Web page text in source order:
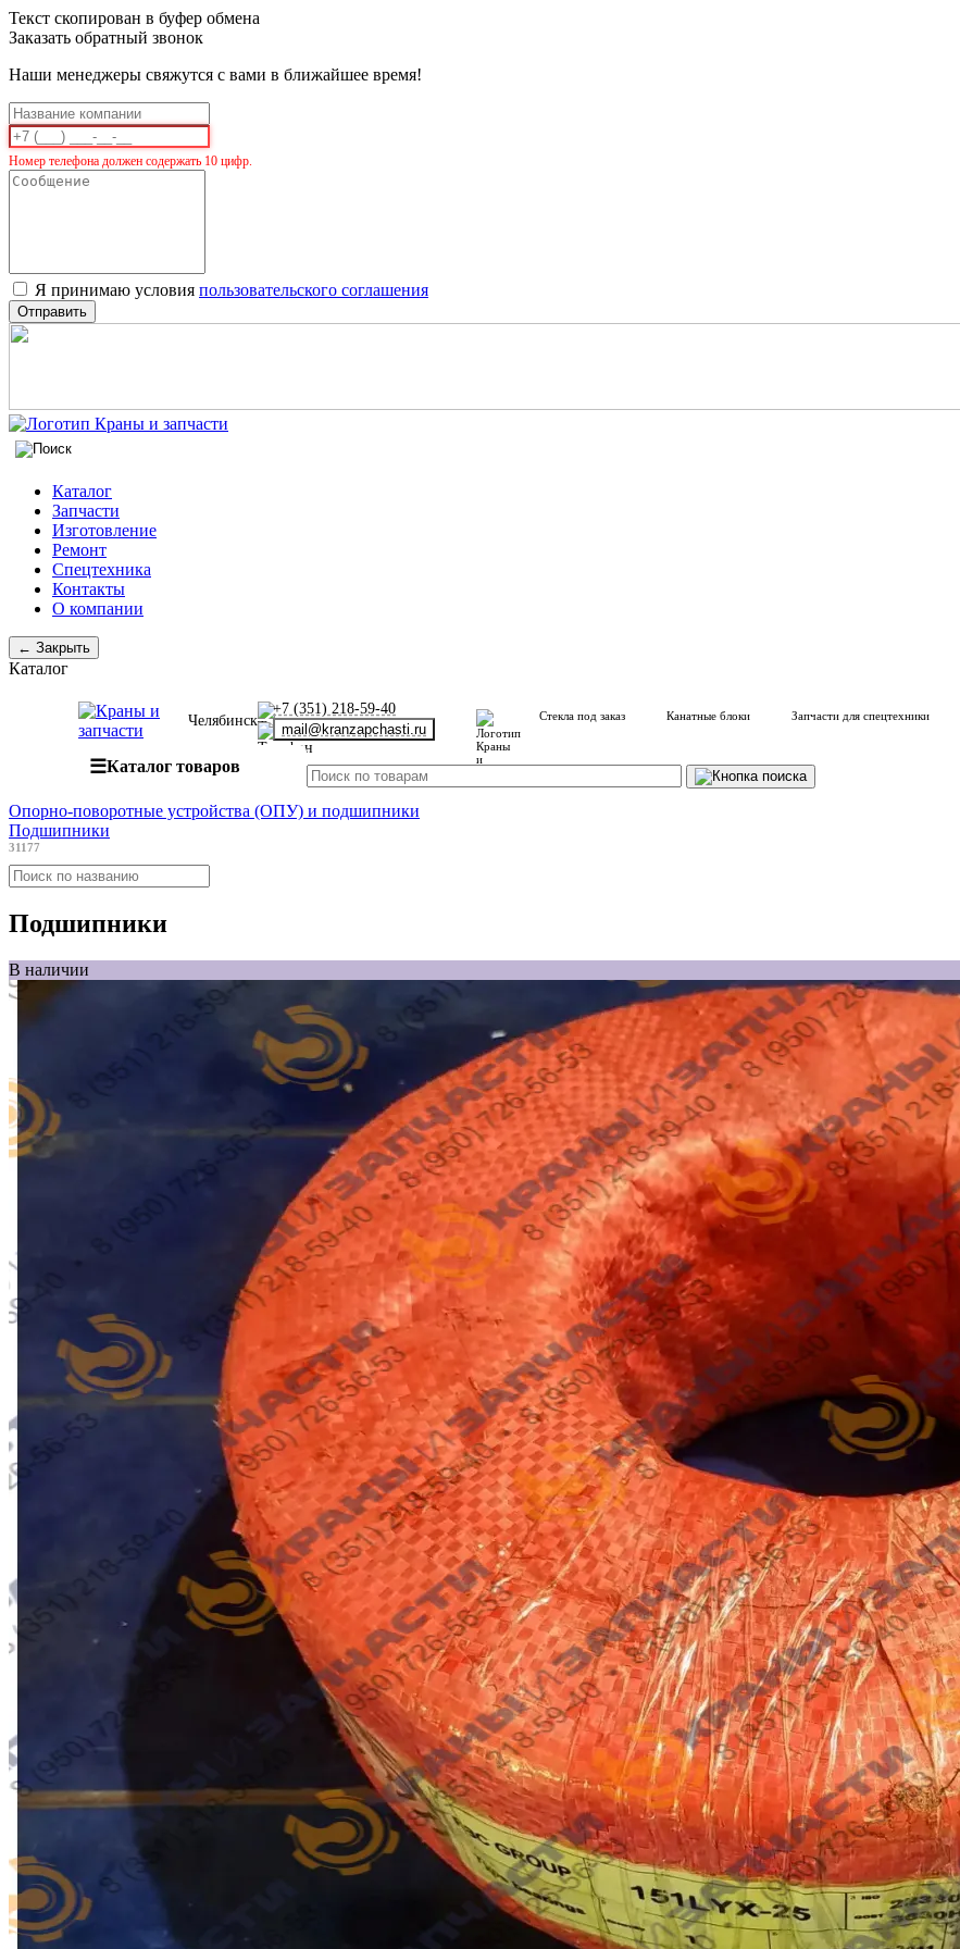
Текст скопирован в буфер обмена
Заказать обратный звонок
Наши менеджеры свяжутся с вами в ближайшее время!
Номер телефона должен содержать 10 цифр.
Я принимаю условия пользовательского соглашения
Отправить
Каталог
Запчасти
Изготовление
Ремонт
Спецтехника
Контакты
О компании
← Закрыть
Каталог
Челябинск
+7 (351) 218-59-40
mail@kranzapchasti.ru
Стекла под заказ Канатные блоки Запчасти для спецтехники
☰Каталог товаров
Опорно-поворотные устройства (ОПУ) и подшипники
Подшипники
31177
Подшипники
В наличии